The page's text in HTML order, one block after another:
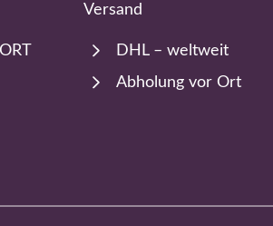
Versand
DHL – weltweit
Abholung vor Ort